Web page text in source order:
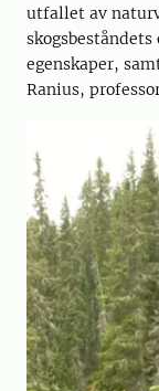
utfallet av
egenskaper,
Ranius,